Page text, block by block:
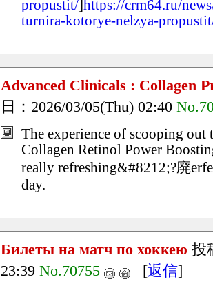
propustit/]https://crm64.ru/
turnira-kotorye-nelzya-
Advanced Clinicals : Collagen
日：2026/03/05(Thu) 02:40
The experience of scooping out
Collagen Retinol Power
really refreshing&#8212;?廃
day.
Билеты на матч по хоккею 投
23:39 No.70755 [返信]